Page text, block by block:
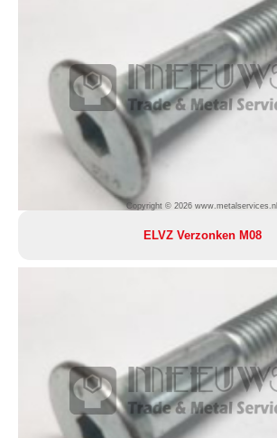
Copyright © 2026 www.metalservices.nl
ELVZ Verzonken M08